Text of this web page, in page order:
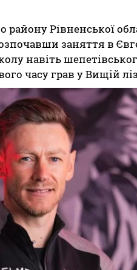
району Рівненської
заняття в
навіть
часу грав у Вищій